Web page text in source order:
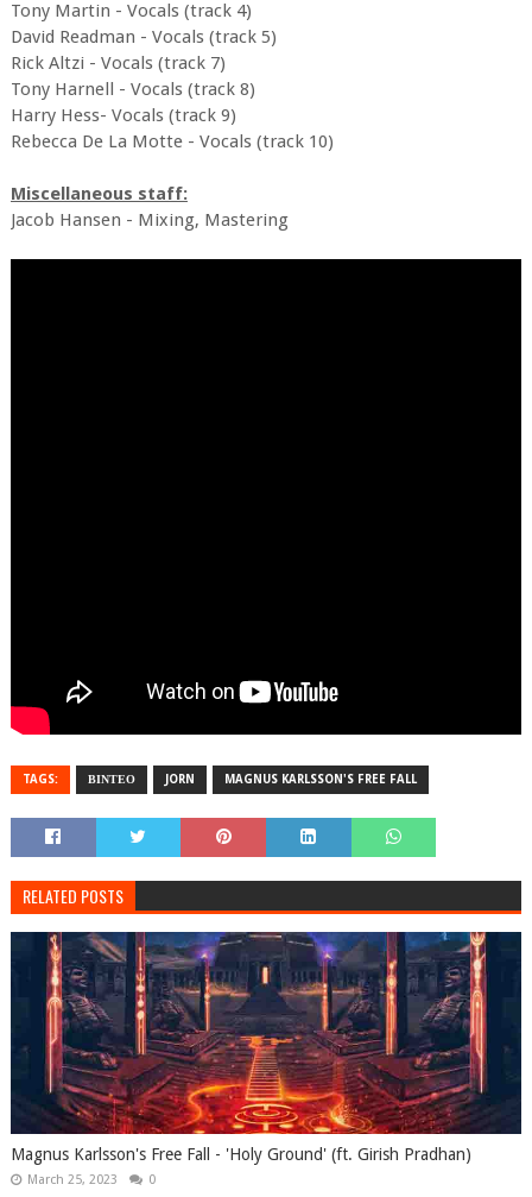
Tony Martin - Vocals (track 4)
David Readman - Vocals (track 5)
Rick Altzi - Vocals (track 7)
Tony Harnell - Vocals (track 8)
Harry Hess- Vocals (track 9)
Rebecca De La Motte - Vocals (track 10)
Miscellaneous staff:
Jacob Hansen - Mixing, Mastering
TAGS: ΒΙΝΤΕΟ JORN MAGNUS KARLSSON'S FREE FALL
RELATED POSTS
Magnus Karlsson's Free Fall - 'Holy Ground' (ft. Girish Pradhan)
March 25, 2023 0